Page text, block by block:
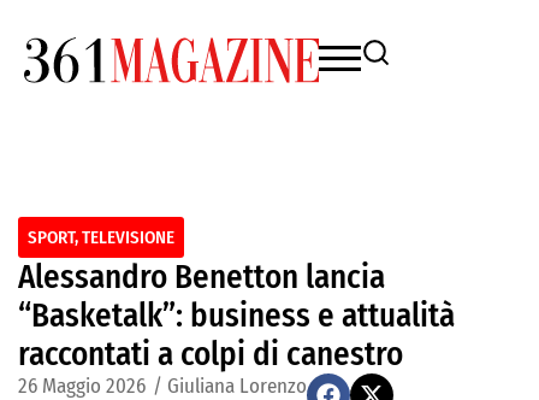
SPORT,TELEVISIONE
Alessandro Benetton lancia
“Basketalk”: business e attualità
raccontati a colpi di canestro
26 Maggio 2026 / Giuliana Lorenzo